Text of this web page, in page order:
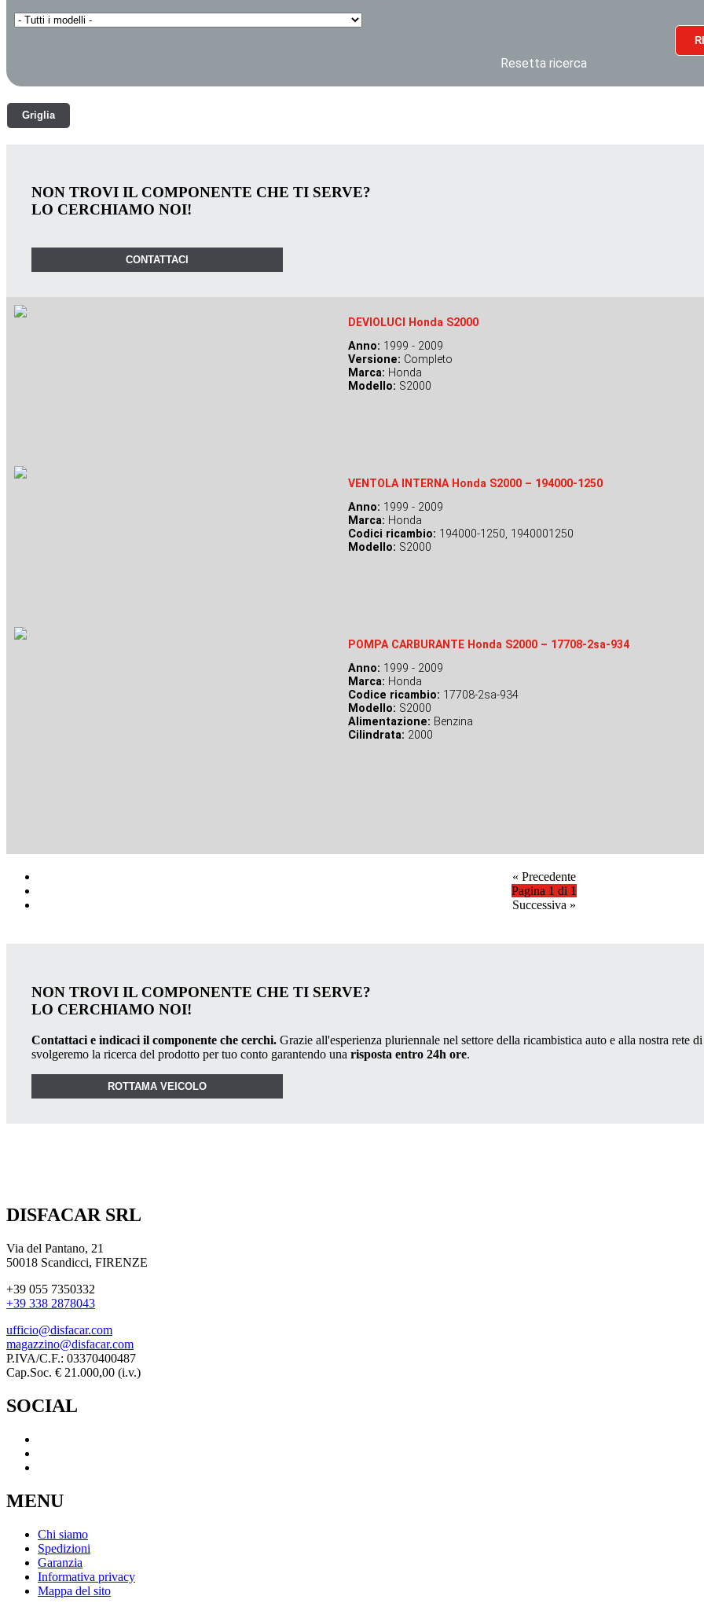
Resetta ricerca
Griglia
NON TROVI IL COMPONENTE CHE TI SERVE?
LO CERCHIAMO NOI!
CONTATTACI
DEVIOLUCI Honda S2000
Anno: 1999 - 2009
Versione: Completo
Marca: Honda
Modello: S2000
VENTOLA INTERNA Honda S2000 – 194000-1250
Anno: 1999 - 2009
Marca: Honda
Codici ricambio: 194000-1250, 1940001250
Modello: S2000
POMPA CARBURANTE Honda S2000 – 17708-2sa-934
Anno: 1999 - 2009
Marca: Honda
Codice ricambio: 17708-2sa-934
Modello: S2000
Alimentazione: Benzina
Cilindrata: 2000
« Precedente
Pagina 1 di 1
Successiva »
NON TROVI IL COMPONENTE CHE TI SERVE?
LO CERCHIAMO NOI!
Contattaci e indicaci il componente che cerchi. Grazie all'esperienza pluriennale nel settore della ricambistica auto e alla nostra rete di
svolgeremo la ricerca del prodotto per tuo conto garantendo una risposta entro 24h ore.
ROTTAMA VEICOLO
DISFACAR SRL
Via del Pantano, 21
50018 Scandicci, FIRENZE
+39 055 7350332
+39 338 2878043
ufficio@disfacar.com
magazzino@disfacar.com
P.IVA/C.F.: 03370400487
Cap.Soc. € 21.000,00 (i.v.)
SOCIAL
MENU
Chi siamo
Spedizioni
Garanzia
Informativa privacy
Mappa del sito